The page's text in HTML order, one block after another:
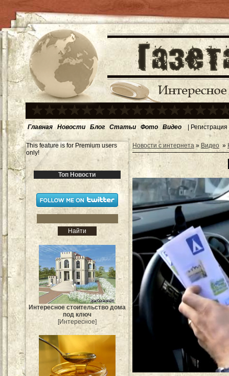
Главная Новости Блог Статьи Фото Видео | Регистрация
This feature is for Premium users
only!
Топ Новости
Интересное стоительство дома
под ключ
[Интересное]
Новости с интернета » Видео »